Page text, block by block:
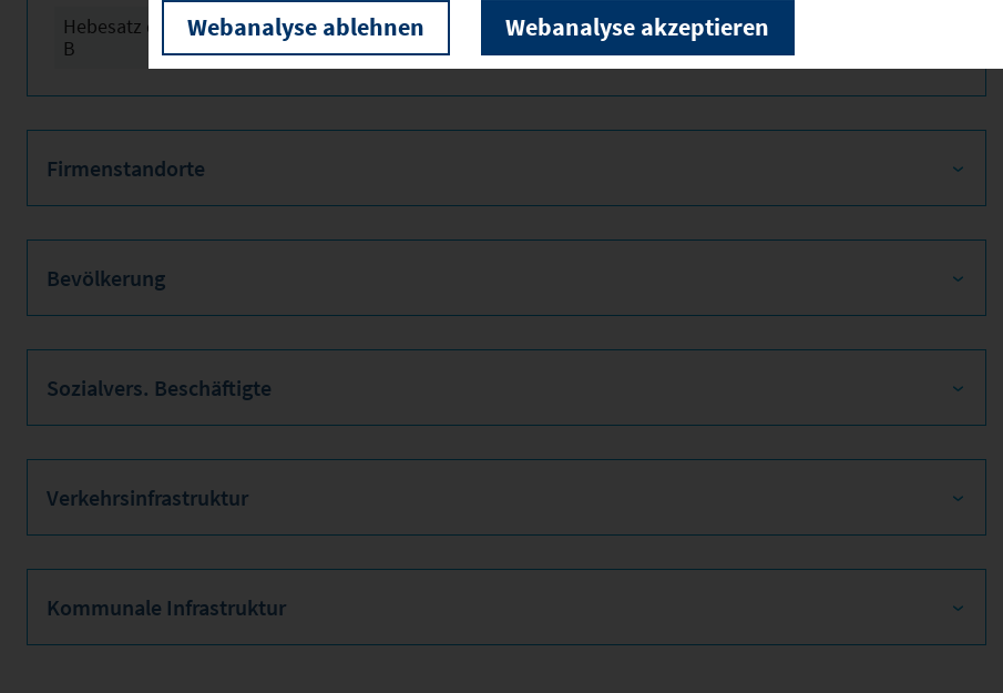
Hebesatz der Grundsteuer
B
2024 300
Firmenstandorte
Bevölkerung
Sozialvers. Beschäftigte
Verkehrsinfrastruktur
Kommunale Infrastruktur
Webanalyse ablehnen Webanalyse akzeptieren